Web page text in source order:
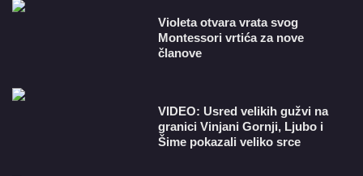
Violeta otvara vrata svog
Montessori vrtića za nove
članove
VIDEO: Usred velikih gužvi na
granici Vinjani Gornji, Ljubo i
Šime pokazali veliko srce